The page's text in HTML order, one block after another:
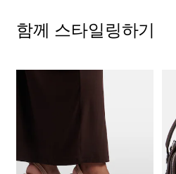
함께 스타일링하기